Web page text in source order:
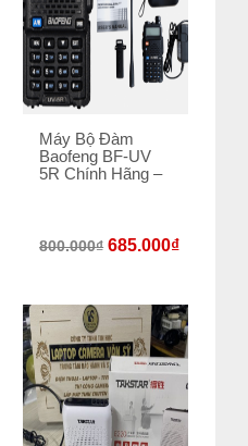
Máy Bộ Đàm
Baofeng BF-UV
5R Chính Hãng –
800.000₫ 685.000₫